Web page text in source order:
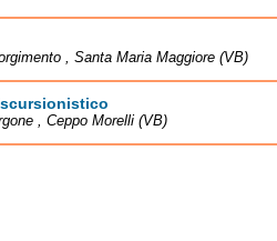
, Santa Maria Maggiore (VB)
, Ceppo Morelli (VB)